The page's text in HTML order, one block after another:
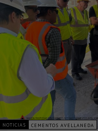
NOTICIAS CEMENTOS AVELLANEDA